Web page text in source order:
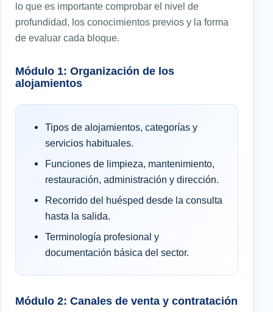
lo que es importante comprobar el nivel de
profundidad, los conocimientos previos y la forma
de evaluar cada bloque.
Módulo 1: Organización de los
alojamientos
Tipos de alojamientos, categorías y
servicios habituales.
Funciones de limpieza, mantenimiento,
restauración, administración y dirección.
Recorrido del huésped desde la consulta
hasta la salida.
Terminología profesional y
documentación básica del sector.
Módulo 2: Canales de venta y contratación